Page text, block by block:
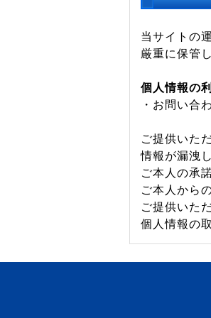
当サイトの
厳重に保管
個人情報の
・お問い合
ご提供いた
情報が漏洩
ご本人の承
ご本人から
ご提供いた
個人情報の